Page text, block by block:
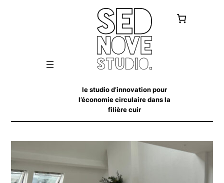
le studio d’innovation pour
l’économie circulaire dans la
filière cuir